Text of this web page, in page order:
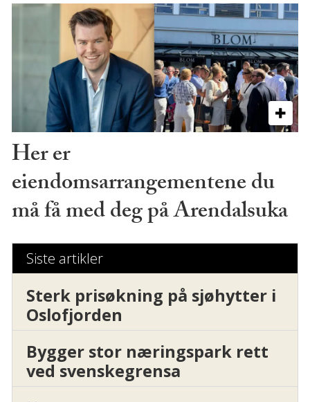
Her er
eiendomsarrangementene du
må få med deg på Arendalsuka
Siste artikler
Sterk prisøkning på sjøhytter i
Oslofjorden
Bygger stor næringspark rett
ved svenskegrensa